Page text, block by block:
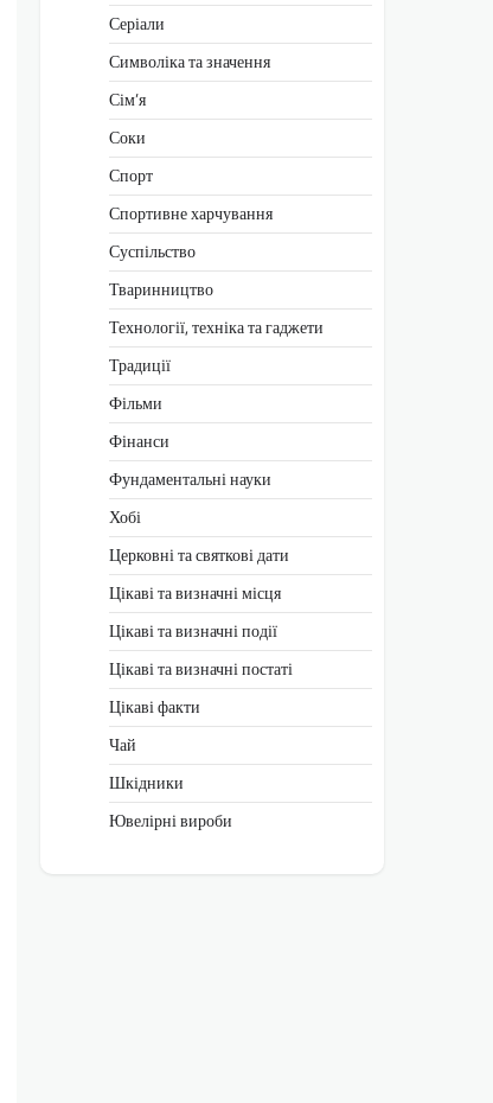
Серіали
Символіка та значення
Сім’я
Соки
Спорт
Спортивне харчування
Суспільство
Тваринництво
Технології, техніка та гаджети
Традиції
Фільми
Фінанси
Фундаментальні науки
Хобі
Церковні та святкові дати
Цікаві та визначні місця
Цікаві та визначні події
Цікаві та визначні постаті
Цікаві факти
Чай
Шкідники
Ювелірні вироби